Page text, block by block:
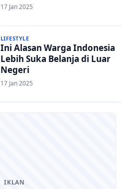
17 Jan 2025
LIFESTYLE
Ini Alasan Warga Indonesia
Lebih Suka Belanja di Luar
Negeri
17 Jan 2025
IKLAN